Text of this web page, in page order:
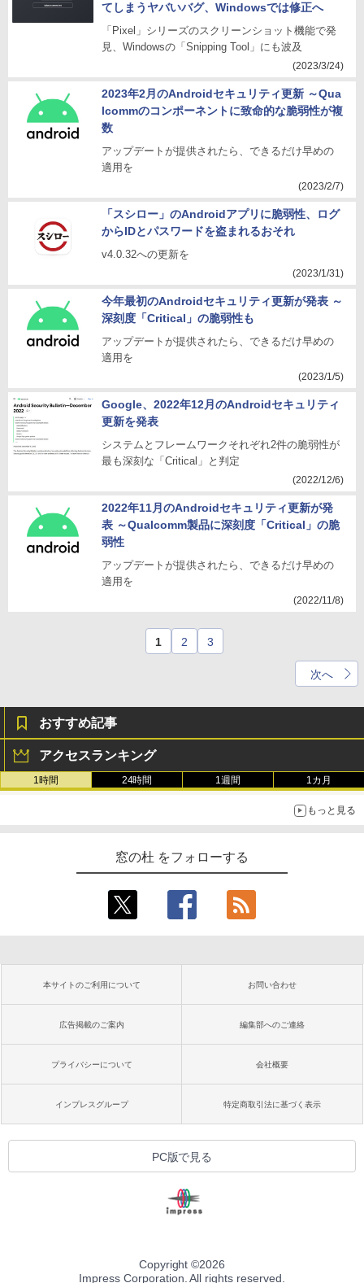
てしまうヤバいバグ、Windowsでは修正へ
「Pixel」シリーズのスクリーンショット機能で発
見、Windowsの「Snipping Tool」にも波及
(2023/3/24)
2023年2月のAndroidセキュリティ更新 ～Qua
lcommのコンポーネントに致命的な脆弱性が複
数
アップデートが提供されたら、できるだけ早めの
適用を
(2023/2/7)
「スシロー」のAndroidアプリに脆弱性、ログ
からIDとパスワードを盗まれるおそれ
v4.0.32への更新を
(2023/1/31)
今年最初のAndroidセキュリティ更新が発表 ～
深刻度「Critical」の脆弱性も
アップデートが提供されたら、できるだけ早めの
適用を
(2023/1/5)
Google、2022年12月のAndroidセキュリティ
更新を発表
システムとフレームワークそれぞれ2件の脆弱性が
最も深刻な「Critical」と判定
(2022/12/6)
2022年11月のAndroidセキュリティ更新が発
表 ～Qualcomm製品に深刻度「Critical」の脆
弱性
アップデートが提供されたら、できるだけ早めの
適用を
(2022/11/8)
1 2 3
次へ
おすすめ記事
アクセスランキング
1時間 24時間 1週間 1カ月
もっと見る
窓の杜 をフォローする
本サイトのご利用について お問い合わせ
広告掲載のご案内 編集部へのご連絡
プライバシーについて 会社概要
インプレスグループ 特定商取引法に基づく表示
PC版で見る
Copyright ©2026
Impress Corporation. All rights reserved.